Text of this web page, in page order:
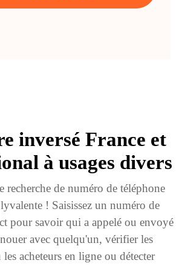
inversé France et
à usages divers
recherche de numéro de téléphone
! Saisissez un numéro de
pour savoir qui a appelé ou envoyé
avec quelqu'un, vérifier les
acheteurs en ligne ou détecter